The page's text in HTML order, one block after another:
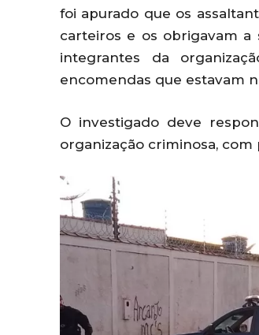
foi apurado que os
carteiros e os obrigavam
integrantes da
encomendas que estavam
O investigado deve
organização criminosa, com